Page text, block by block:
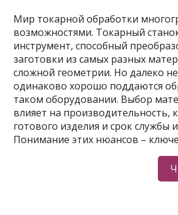
Мир токарной обработки
возможностями. Токарный
инструмент, способный
заготовки из самых разных
сложной геометрии. Но далеко
одинаково хорошо поддаются
таком оборудовании. Выбор
влияет на производительность,
готового изделия и срок службы
Понимание этих нюансов –